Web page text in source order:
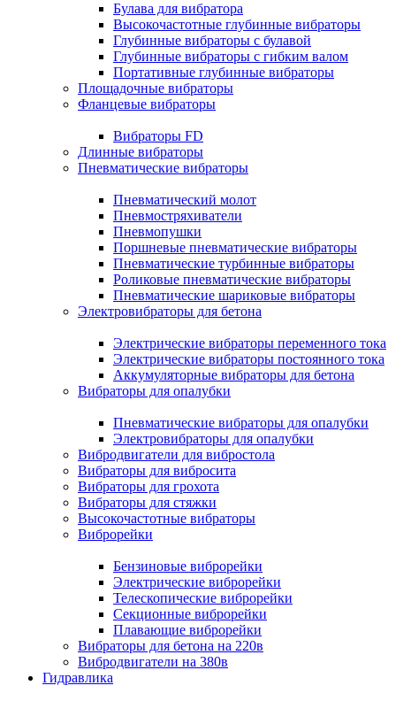
Булава для вибратора
Высокочастотные глубинные вибраторы
Глубинные вибраторы с булавой
Глубинные вибраторы с гибким валом
Портативные глубинные вибраторы
Площадочные вибраторы
Фланцевые вибраторы
Вибраторы FD
Длинные вибраторы
Пневматические вибраторы
Пневматический молот
Пневмостряхиватели
Пневмопушки
Поршневые пневматические вибраторы
Пневматические турбинные вибраторы
Роликовые пневматические вибраторы
Пневматические шариковые вибраторы
Электровибраторы для бетона
Электрические вибраторы переменного тока
Электрические вибраторы постоянного тока
Аккумуляторные вибраторы для бетона
Вибраторы для опалубки
Пневматические вибраторы для опалубки
Электровибраторы для опалубки
Вибродвигатели для вибростола
Вибраторы для вибросита
Вибраторы для грохота
Вибраторы для стяжки
Высокочастотные вибраторы
Виброрейки
Бензиновые виброрейки
Электрические виброрейки
Телескопические виброрейки
Секционные виброрейки
Плавающие виброрейки
Вибраторы для бетона на 220в
Вибродвигатели на 380в
Гидравлика